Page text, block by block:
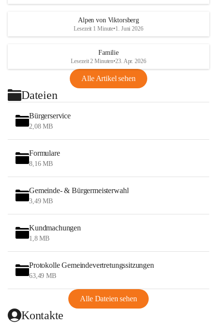
Alpen von Viktorsberg
Lesezeit 1 Minute•1. Juni 2026
Familie
Lesezeit 2 Minuten•23. Apr. 2026
Alle Artikel sehen
Dateien
Bürgerservice
2,08 MB
Formulare
8,16 MB
Gemeinde- & Bürgermeisterwahl
3,49 MB
Kundmachungen
1,8 MB
Protokolle Gemeindevertretungssitzungen
63,49 MB
Alle Dateien sehen
Kontakte